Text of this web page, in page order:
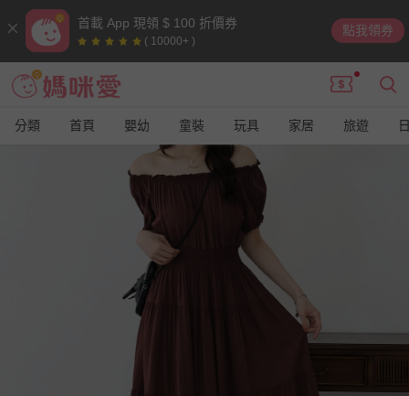
首載 App 現領 $ 100 折價券
( 10000+ )
點我領券
分類 首頁 嬰幼 童裝 玩具 家居 旅遊